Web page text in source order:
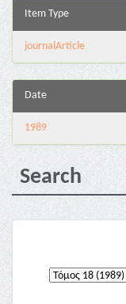
Item Type
journalArticle
Date
1989
Search